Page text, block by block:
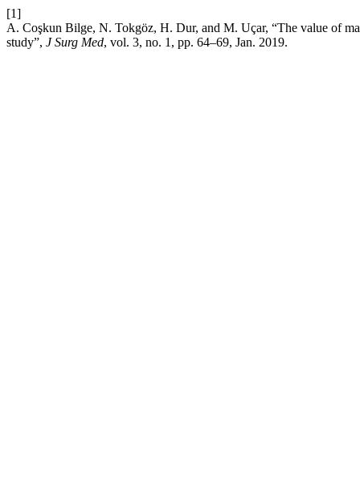
[1]
A. Coşkun Bilge, N. Tokgöz, H. Dur, and M. Uçar, “The value of
study”, J Surg Med, vol. 3, no. 1, pp. 64–69, Jan. 2019.